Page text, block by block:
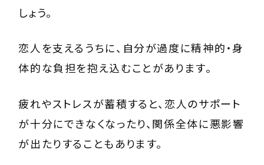
しょう。
恋人を支えるうちに、自分が過度に精神的・身
体的な負担を抱え込むことがあります。
疲れやストレスが蓄積すると、恋人のサポート
が十分にできなくなったり、関係全体に悪影響
が出たりすることもあります。